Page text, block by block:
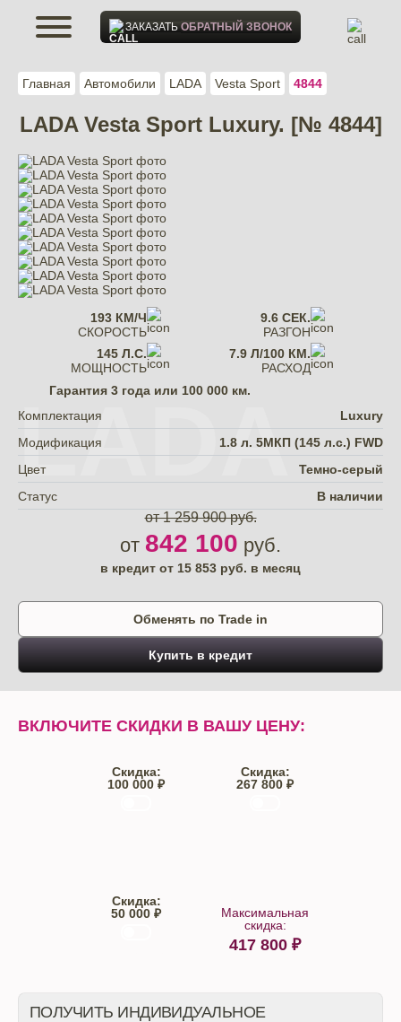
Главная Автомобили LADA Vesta Sport 4844
LADA Vesta Sport Luxury. [№ 4844]
LADA
Гарантия 3 года или 100 000 км.
Комплектация
Luxury
Модификация
1.8 л. 5МКП (145 л.с.) FWD
Цвет
Темно-серый
Статус
В наличии
от 1 259 900 руб.
от 842 100 руб.
в кредит от 15 853 руб. в месяц
193 КМ/Ч
СКОРОСТЬ
9.6 СЕК.
РАЗГОН
145 Л.С.
МОЩНОСТЬ
7.9 Л/100 КМ.
РАСХОД
Обменять по Trade in
Купить в кредит
ВКЛЮЧИТЕ СКИДКИ В ВАШУ ЦЕНУ:
Скидка:
100 000 ₽
Скидка:
267 800 ₽
Скидка:
50 000 ₽
Максимальная
скидка:
417 800 ₽
ПОЛУЧИТЬ ИНДИВИДУАЛЬНОЕ
ЗАКАЗАТЬОБРАТНЫЙ ЗВОНОК